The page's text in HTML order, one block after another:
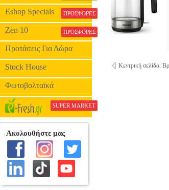
Eshop Specials ΠΡΟΣΦΟΡΕΣ
Zen 10 ΠΡΟΣΦΟΡΕΣ
Προτάσεις Για Δώρα
Stock House
Φωτοβολταϊκά
SUPER MARKET
Κεντρική σελίδα: